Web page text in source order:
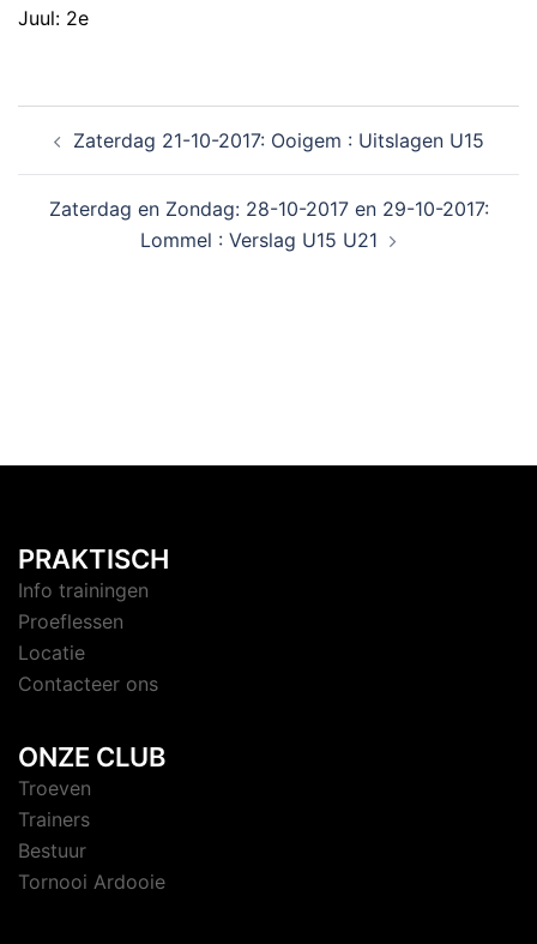
Juul: 2e
Zaterdag 21-10-2017: Ooigem : Uitslagen U15
Zaterdag en Zondag: 28-10-2017 en 29-10-2017:
Lommel : Verslag U15 U21
PRAKTISCH
Info trainingen
Proeflessen
Locatie
Contacteer ons
ONZE CLUB
Troeven
Trainers
Bestuur
Tornooi Ardooie